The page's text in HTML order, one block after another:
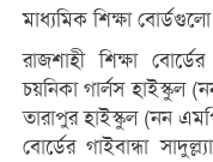
মাধ্যমিক শিক্ষা
রাজশাহী শিক্ষা
চয়নিকা গার্লস হাইস্কুল
তারাপুর হাইস্কুল (নন
বোর্ডের গাইবান্ধা